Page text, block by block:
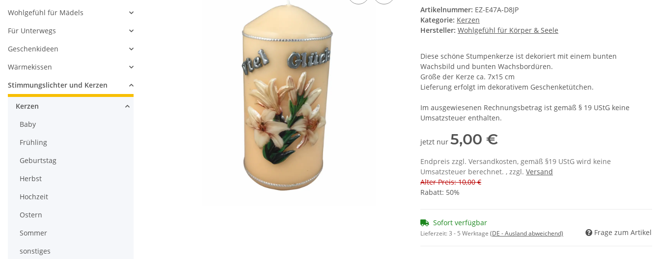
Artikelnummer: EZ-E47A-D8JP
Kategorie: Kerzen
Hersteller: Wohlgefühl für Körper & Seele
Diese schöne Stumpenkerze ist dekoriert mit einem bunten
Wachsbild und bunten Wachsbordüren.
Größe der Kerze ca. 7x15 cm
Lieferung erfolgt im dekorativem Geschenketütchen.
Im ausgewiesenen Rechnungsbetrag ist gemäß § 19 UStG keine
Umsatzsteuer enthalten.
jetzt nur 5,00 €
Endpreis zzgl. Versandkosten, gemäß §19 UStG wird keine
Umsatzsteuer berechnet. , zzgl. Versand
Alter Preis: 10,00 €
Rabatt: 50%
Sofort verfügbar
Lieferzeit:3 - 5 Werktage (DE - Ausland abweichend) Frage zum Artikel
Wohlgefühl für Mädels
Für Unterwegs
Geschenkideen
Wärmekissen
Stimmungslichter und Kerzen
Kerzen
Baby
Frühling
Geburtstag
Herbst
Hochzeit
Ostern
Sommer
sonstiges